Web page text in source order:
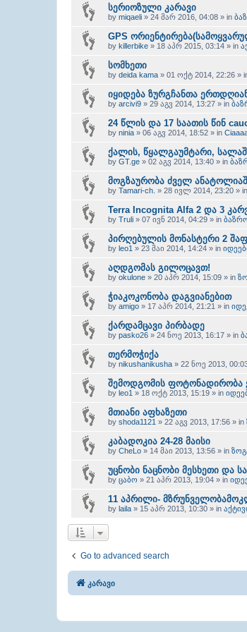
სერიოზული კარავი
by miqaeli » 24 მარ 2016, 04:08 » in
GPS
by killerbike » 18 აპრ 2015, 03:14 » in
სომხეთი
by deida kama » 01 ოქტ 2014, 22:26 »
იყიდება ზურგჩანთა
by arcivi9 » 29 აგვ 2014, 13:27 » in
24 წლის და 17 საათის წინ
by ninia » 06 აგვ 2014, 18:52 » in
ქალის, წყალგაუმტარი,
by GT.ge » 02 აგვ 2014, 13:40 » in
მოგზაურობა ძველ
by Tamari-ch. » 28 ივლ 2014, 23:20 » in
Terra Incognita Alfa 2 და 3
by Truli » 07 ივნ 2014, 04:29 » in
პირღებულის მონასტერი 2
by leo1 » 23 მაი 2014, 14:24 » in
აღდგომას გილოცავთ!
by okulone » 20 აპრ 2014, 15:09 » in
ჭიაკოკონობა დაგვიანებით
by amigo » 17 აპრ 2014, 21:21 » in
ქარდამცავი პირბადე
by pasko26 » 24 ნოე 2013, 16:17 » in
თერმოჭიქა
by nikushanikusha » 22 ნოე 2013,
შემოდგომის ფოტონადირობა
by leo1 » 18 ოქტ 2013, 15:19 » in
მთიანი აფხაზეთი
by shoda1121 » 22 აგვ 2013, 17:56 » in
კაბადოკია 24-28 მაისი
by CheLo » 14 მაი 2013, 13:56 » in
უცნობი ნაცნობი მესხეთი და
by ცაბო » 21 აპრ 2013, 19:04 » in
11 აპრილი-
by laila » 15 აპრ 2013, 10:30 » in
Go to advanced search
კარავი